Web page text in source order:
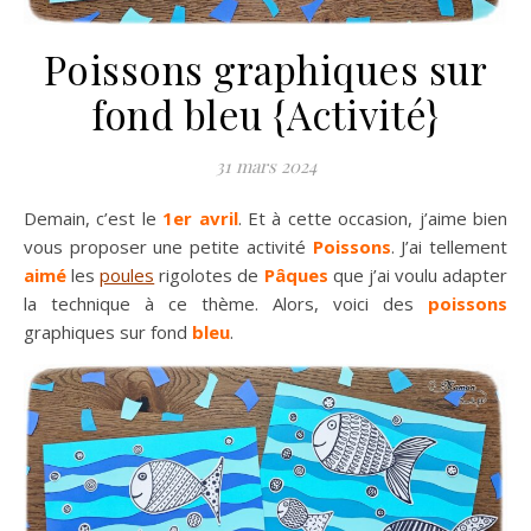
Poissons graphiques sur
fond bleu {Activité}
31 mars 2024
Demain, c’est le 1er avril. Et à cette occasion, j’aime bien
vous proposer une petite activité Poissons. J’ai tellement
aimé lespoules rigolotes de Pâques que j’ai voulu adapter
la technique à ce thème. Alors, voici des poissons
graphiques sur fond bleu.